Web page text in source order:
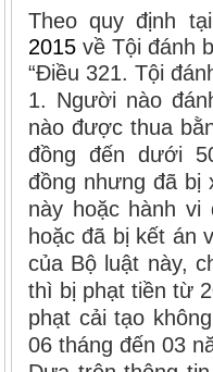
Theo quy định
2015 về Tội đánh
“Điều 321. Tội
1. Người nào
nào được thua
đồng đến dưới
đồng nhưng đã bị
này hoặc hành
hoặc đã bị kết án
của Bộ luật này,
thì bị phạt tiền từ
phạt cải tạo
06 tháng đến 03